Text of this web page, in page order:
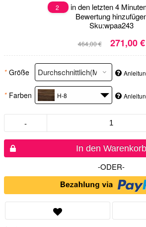
2
in den letzten 4
Bewertung
Sku:wpaa243
464,00 € 271,00 €
* Größe
* Farben H-8
-
In den Warenkorb
-ODER-